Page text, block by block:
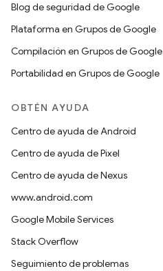
Blog de seguridad de Google
Plataforma en Grupos de Google
Compilación en Grupos de Google
Portabilidad en Grupos de Google
OBTÉN AYUDA
Centro de ayuda de Android
Centro de ayuda de Pixel
Centro de ayuda de Nexus
www.android.com
Google Mobile Services
Stack Overflow
Seguimiento de problemas